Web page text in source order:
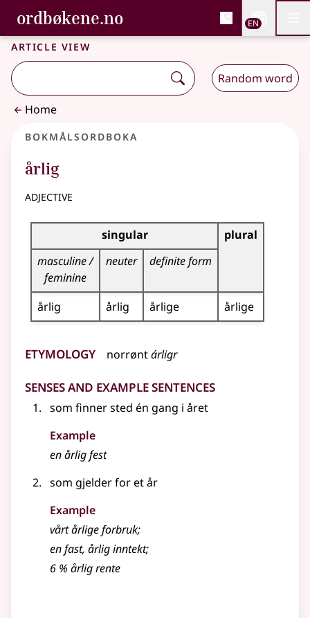
Skip to main content
Accessibility
ordbøkene.no, Bokmålsordboka and
Bokmålsordboka and Nynorskordboka
EN
Article view
Random word
Home
Bokmålsordboka
årlig
adjective
Inflection table for this adjective
singular
plural
masculine /
feminine
neuter definite form
årlig årlig årlige årlige
Etymology norrøntárligr
Senses and Example Sentences
som finner sted én gang i året
Example
enårligfest
som gjelder for et år
Example
vårtårligeforbruk;
en fast, årliginntekt;
6 % årligrente